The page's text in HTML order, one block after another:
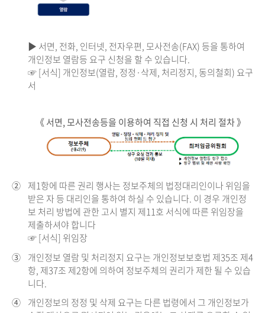
▶ 서면, 전화, 인터넷, 전자우편, 모사전송(FAX) 등을 통하여
개인정보 열람등 요구 신청을 할 수 있습니다.
☞ [서식] 개인정보(열람, 정정·삭제, 처리정지, 동의철회) 요구
서
《 서면, 모사전송등을 이용하여 직접 신청 시 처리 절차 》
② 제1항에 따른 권리 행사는 정보주체의 법정대리인이나 위임을
받은 자 등 대리인을 통하여 하실 수 있습니다. 이 경우 개인정
보 처리 방법에 관한 고시 별지 제11호 서식에 따른 위임장을
제출하셔야 합니다
☞ [서식] 위임장
③ 개인정보 열람 및 처리정지 요구는 개인정보보호법 제35조 제4
항, 제37조 제2항에 의하여 정보주체의 권리가 제한 될 수 있습
니다.
④ 개인정보의 정정 및 삭제 요구는 다른 법령에서 그 개인정보가